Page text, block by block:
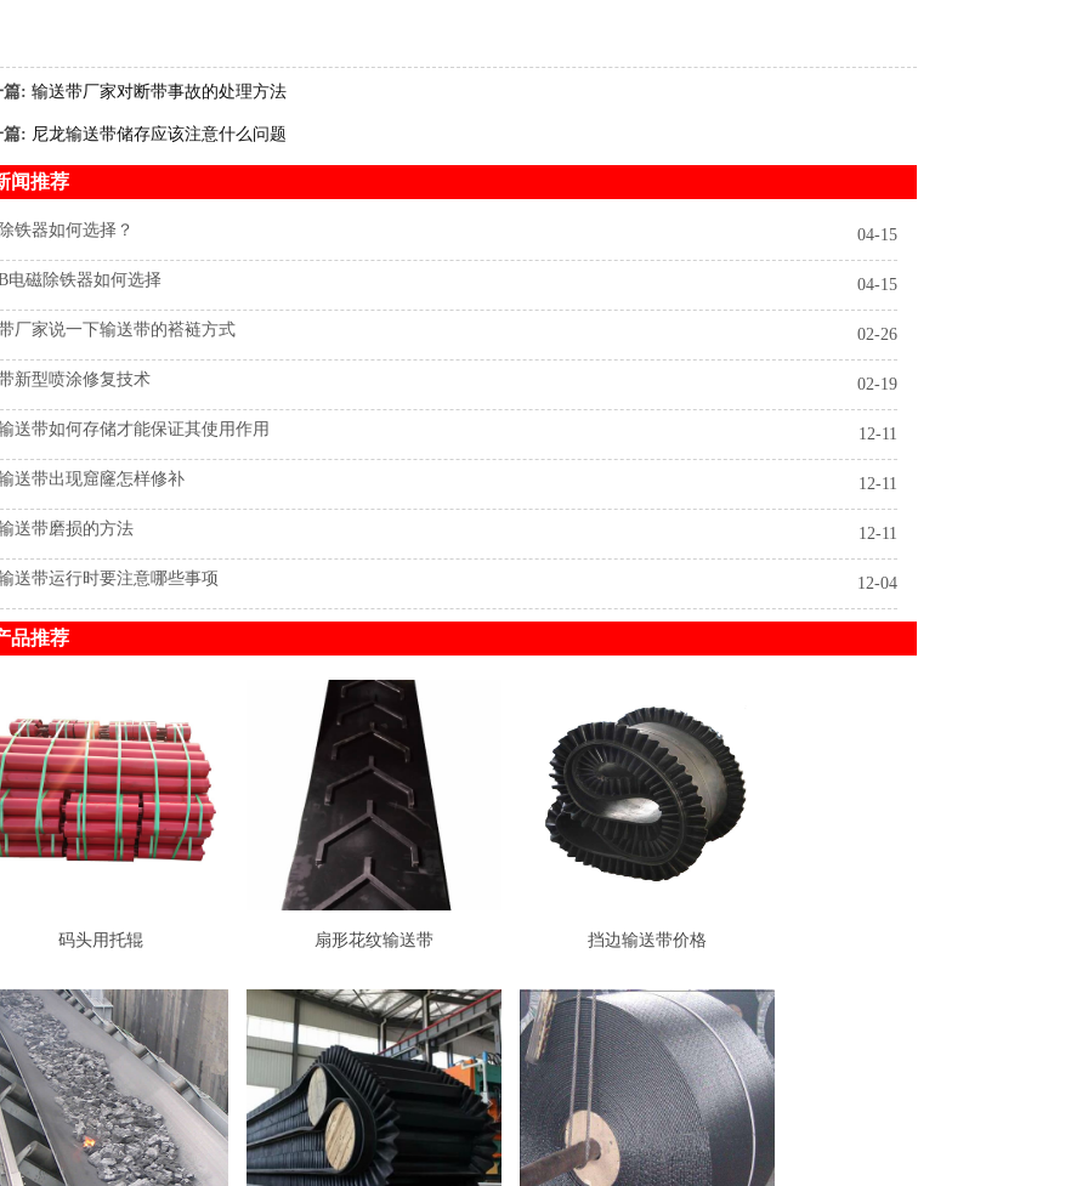
篇:输送带厂家对断带事故的处理方法
篇: 尼龙输送带储存应该注意什么问题
闻推荐
铁器如何选择？ 04-15
电磁除铁器如何选择 04-15
厂家说一下输送带的褡裢方式 02-26
新型喷涂修复技术 02-19
送带如何存储才能保证其使用作用 12-11
送带出现窟窿怎样修补 12-11
送带磨损的方法 12-11
送带运行时要注意哪些事项 12-04
品推荐
码头用托辊 扇形花纹输送带 挡边输送带价格